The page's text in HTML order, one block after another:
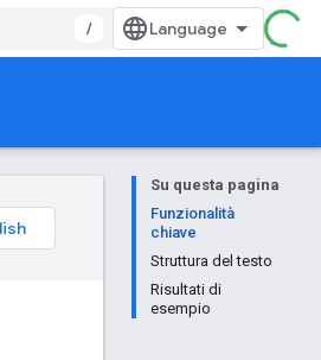
/
Su questa pagina
Funzionalità
chiave
Struttura del testo
Risultati di
esempio